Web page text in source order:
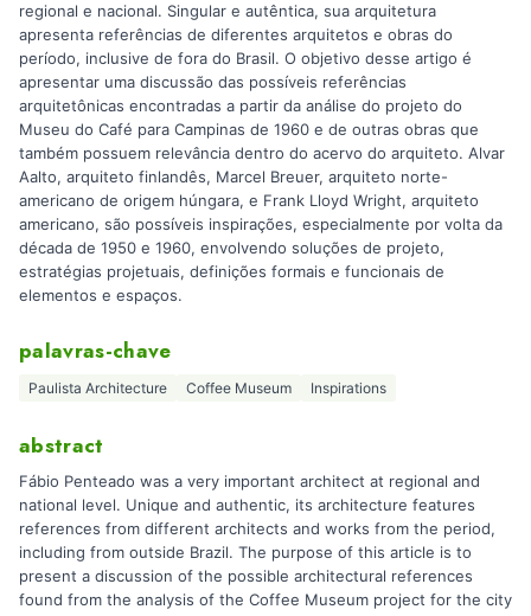
regional e nacional. Singular e autêntica, sua arquitetura
apresenta referências de diferentes arquitetos e obras do
período, inclusive de fora do Brasil. O objetivo desse artigo é
apresentar uma discussão das possíveis referências
arquitetônicas encontradas a partir da análise do projeto do
Museu do Café para Campinas de 1960 e de outras obras que
também possuem relevância dentro do acervo do arquiteto. Alvar
Aalto, arquiteto finlandês, Marcel Breuer, arquiteto norte-
americano de origem húngara, e Frank Lloyd Wright, arquiteto
americano, são possíveis inspirações, especialmente por volta da
década de 1950 e 1960, envolvendo soluções de projeto,
estratégias projetuais, definições formais e funcionais de
elementos e espaços.
palavras-chave
Paulista Architecture Coffee Museum Inspirations
abstract
Fábio Penteado was a very important architect at regional and
national level. Unique and authentic, its architecture features
references from different architects and works from the period,
including from outside Brazil. The purpose of this article is to
present a discussion of the possible architectural references
found from the analysis of the Coffee Museum project for the city